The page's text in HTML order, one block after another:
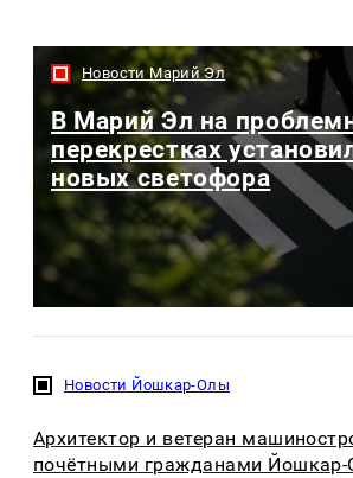
Новости Марий Эл
В Марий Эл на
перекрестках
новых светофора
Новости Йошкар-Олы
Архитектор и ветеран
почётными гражданами